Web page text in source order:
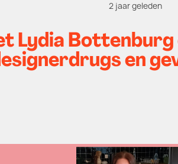
2 jaar geleden
Lydia
en